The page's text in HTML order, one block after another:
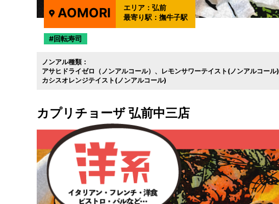
AOMORI エリア：弘前
最寄り駅：撫牛子駅
回転寿司
ノンアル種類：
アサヒドライゼロ（ノンアルコール）
レモンサワーテイスト(ノンアルコール)
カシスオレンジテイスト(ノンアルコール)
カプリチョーザ 弘前中三店